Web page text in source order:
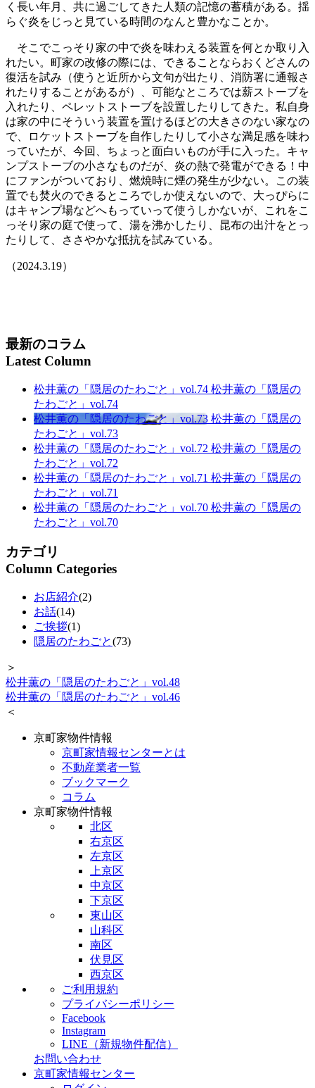
く長い年月、共に過ごしてきた人類の記憶の蓄積がある。揺
らぐ炎をじっと見ている時間のなんと豊かなことか。
そこでこっそり家の中で炎を味わえる装置を何とか取り入
れたい。町家の改修の際には、できることならおくどさんの
復活を試み（使うと近所から文句が出たり、消防署に通報さ
れたりすることがあるが）、可能なところでは薪ストーブを
入れたり、ペレットストーブを設置したりしてきた。私自身
は家の中にそういう装置を置けるほどの大きさのない家なの
で、ロケットストーブを自作したりして小さな満足感を味わ
っていたが、今回、ちょっと面白いものが手に入った。キャ
ンプストーブの小さなものだが、炎の熱で発電ができる！中
にファンがついており、燃焼時に煙の発生が少ない。この装
置でも焚火のできるところでしか使えないので、大っぴらに
はキャンプ場などへもっていって使うしかないが、これをこ
っそり家の庭で使って、湯を沸かしたり、昆布の出汁をとっ
たりして、ささやかな抵抗を試みている。
（2024.3.19）
最新のコラム
Latest Column
松井薫の「隠居のたわごと」vol.74 松井薫の「隠居の
たわごと」vol.74
松井薫の「隠居のたわごと」vol.73 松井薫の「隠居の
たわごと」vol.73
松井薫の「隠居のたわごと」vol.72 松井薫の「隠居の
たわごと」vol.72
松井薫の「隠居のたわごと」vol.71 松井薫の「隠居の
たわごと」vol.71
松井薫の「隠居のたわごと」vol.70 松井薫の「隠居の
たわごと」vol.70
カテゴリ
Column Categories
お店紹介(2)
お話(14)
ご挨拶(1)
隠居のたわごと(73)
＞
松井薫の「隠居のたわごと」vol.48
松井薫の「隠居のたわごと」vol.46
＜
京町家物件情報
京町家情報センターとは
不動産業者一覧
ブックマーク
コラム
京町家物件情報
北区
右京区
左京区
上京区
中京区
下京区
東山区
山科区
南区
伏見区
西京区
ご利用規約
プライバシーポリシー
Facebook
Instagram
LINE（新規物件配信）
お問い合わせ
京町家情報センター